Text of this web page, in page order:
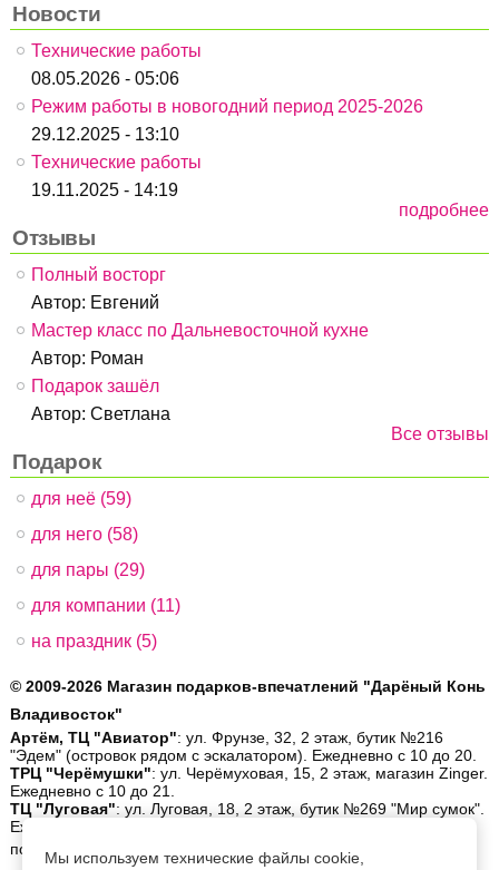
Новости
Технические работы
08.05.2026 - 05:06
Режим работы в новогодний период 2025-2026
29.12.2025 - 13:10
Технические работы
19.11.2025 - 14:19
подробнее
Отзывы
Полный восторг
Автор: Евгений
Мастер класс по Дальневосточной кухне
Автор: Роман
Подарок зашёл
Автор:Светлана
Все отзывы
Подарок
для неё (59)
для него (58)
для пары (29)
для компании (11)
на праздник (5)
© 2009-2026 Магазин подарков-впечатлений "Дарёный Конь
Владивосток"
Артём, ТЦ "Авиатор": ул. Фрунзе, 32, 2 этаж, бутик №216
"Эдем" (островок рядом с эскалатором). Ежедневно с 10 до 20.
ТРЦ "Черёмушки": ул. Черёмуховая, 15, 2 этаж, магазин Zinger.
Ежедневно с 10 до 21.
ТЦ "Луговая": ул. Луговая, 18, 2 этаж, бутик №269 "Мир сумок".
Ежедневно с 10 до 19.
позвонить:
| написать: order@gifthorse.ru
Мы используем технические файлы cookie,